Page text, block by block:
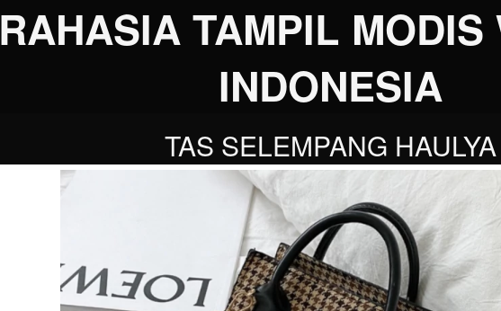
RAHASIA TAMPIL MODIS
INDONESIA
TAS SELEMPANG HAULYA